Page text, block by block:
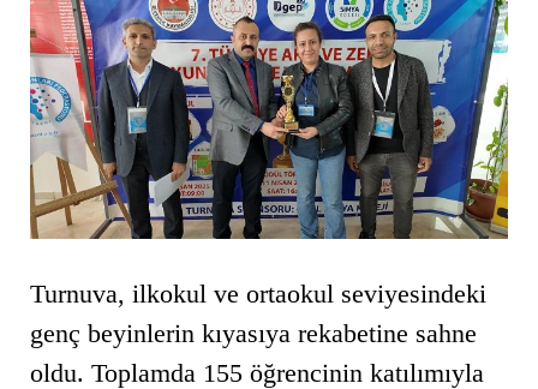
Turnuva, ilkokul ve ortaokul seviyesindeki
genç beyinlerin kıyasıya rekabetine sahne
oldu. Toplamda 155 öğrencinin katılımıyla